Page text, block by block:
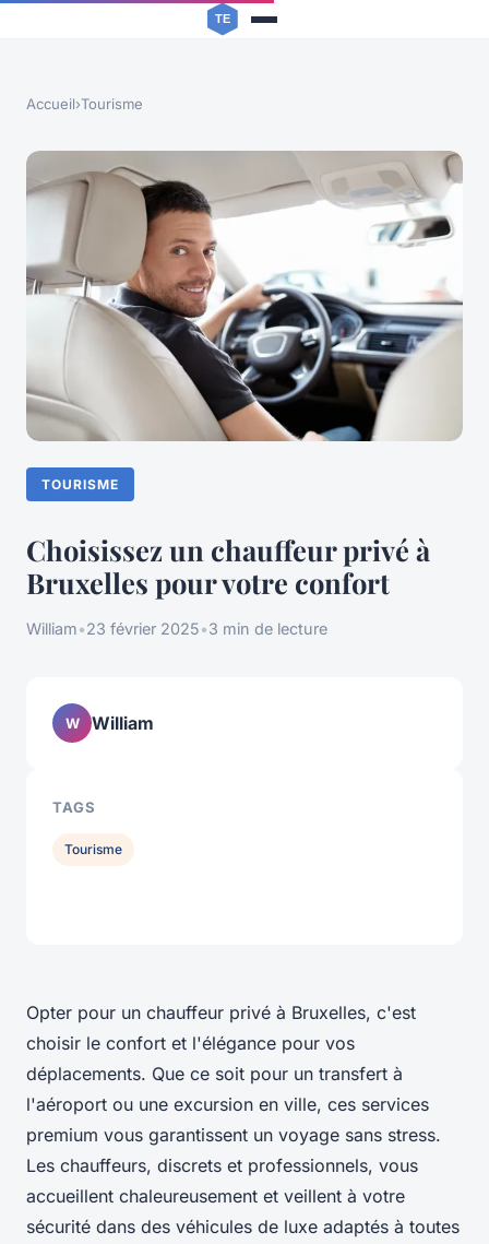
Accueil›Tourisme
TOURISME
Choisissez un chauffeur privé à
Bruxelles pour votre confort
William•23 février 2025•3 min de lecture
Opter pour un chauffeur privé à Bruxelles, c'est
choisir le confort et l'élégance pour vos
déplacements. Que ce soit pour un transfert à
l'aéroport ou une excursion en ville, ces services
premium vous garantissent un voyage sans stress.
Les chauffeurs, discrets et professionnels, vous
accueillent chaleureusement et veillent à votre
sécurité dans des véhicules de luxe adaptés à toutes
W William
TAGS
Tourisme